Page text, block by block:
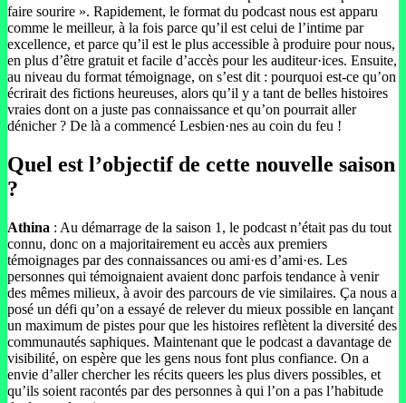
faire sourire ». Rapidement, le format du podcast nous est apparu
comme le meilleur, à la fois parce qu’il est celui de l’intime par
excellence, et parce qu’il est le plus accessible à produire pour nous,
en plus d’être gratuit et facile d’accès pour les auditeur·ices. Ensuite,
au niveau du format témoignage, on s’est dit : pourquoi est-ce qu’on
écrirait des fictions heureuses, alors qu’il y a tant de belles histoires
vraies dont on a juste pas connaissance et qu’on pourrait aller
dénicher ? De là a commencé Lesbien·nes au coin du feu !
Quel est l’objectif de cette nouvelle saison
?
Athina : Au démarrage de la saison 1, le podcast n’était pas du tout
connu, donc on a majoritairement eu accès aux premiers
témoignages par des connaissances ou ami·es d’ami·es. Les
personnes qui témoignaient avaient donc parfois tendance à venir
des mêmes milieux, à avoir des parcours de vie similaires. Ça nous a
posé un défi qu’on a essayé de relever du mieux possible en lançant
un maximum de pistes pour que les histoires reflètent la diversité des
communautés saphiques. Maintenant que le podcast a davantage de
visibilité, on espère que les gens nous font plus confiance. On a
envie d’aller chercher les récits queers les plus divers possibles, et
qu’ils soient racontés par des personnes à qui l’on a pas l’habitude